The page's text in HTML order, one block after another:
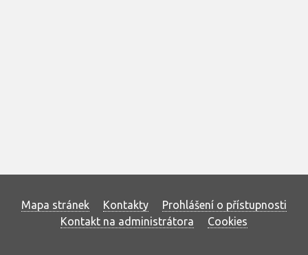
Mapa stránek Kontakty
Prohlášení o přístupnosti
Kontakt na administrátora
Cookies